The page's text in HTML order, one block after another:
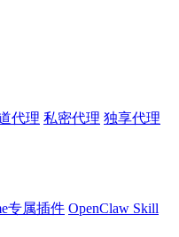
代理 私密代理 独享代理
专属插件 OpenClaw Skill